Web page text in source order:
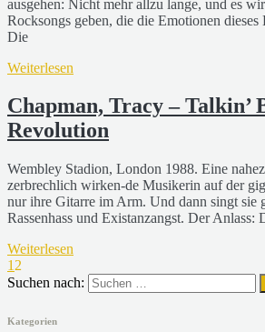
ausgehen: Nicht mehr allzu lange, und es
Rocksongs geben, die die Emotionen dieses
Die
Weiterlesen
Chapman, Tracy – Talkin’
Revolution
Wembley Stadion, London 1988. Eine
zerbrechlich wirken-de Musikerin auf der
nur ihre Gitarre im Arm. Und dann singt sie
Rassenhass und Existanzangst. Der Anlass:
Weiterlesen
1 2
Suchen nach:
Kategorien